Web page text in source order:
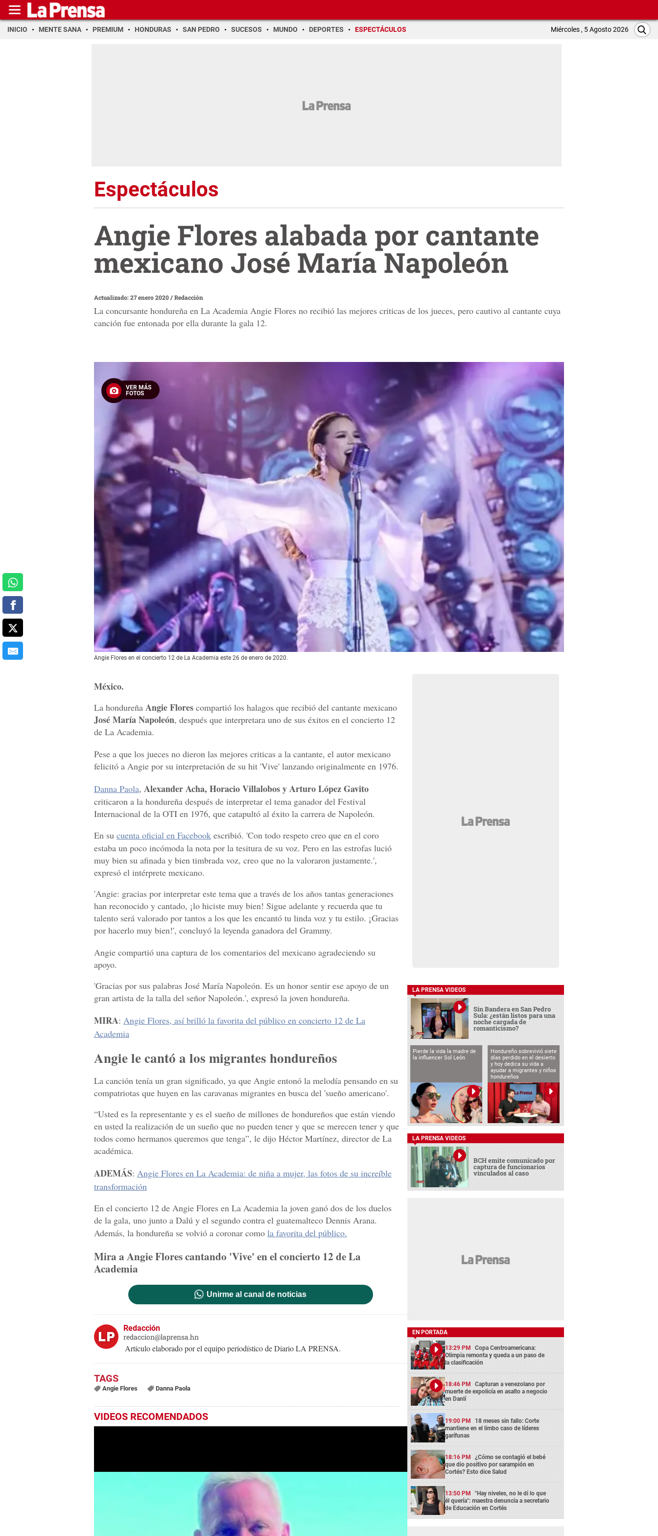
INICIO MENTE SANA PREMIUM HONDURAS SAN PEDRO SUCESOS MUNDO DEPORTES ESPECTÁCULOS Miércoles , 5 Agosto 2026
Espectáculos
Angie Flores alabada por cantante
mexicano José María Napoleón
Actualizado: 27 enero 2020/Redacción
La concursante hondureña en La Academia Angie Flores no recibió las mejores criticas de los jueces, pero cautivo al cantante cuya
canción fue entonada por ella durante la gala 12.
VER MÁS
FOTOS
Angie Flores en el concierto 12 de La Academia este 26 de enero de 2020.
México.
La hondureña Angie Flores compartió los halagos que recibió del cantante mexicano
José María Napoleón, después que interpretara uno de sus éxitos en el concierto 12
de La Academia.
Pese a que los jueces no dieron las mejores criticas a la cantante, el autor mexicano
felicitó a Angie por su interpretación de su hit 'Vive' lanzando originalmente en 1976.
Danna Paola, Alexander Acha, Horacio Villalobos y Arturo López Gavito
criticaron a la hondureña después de interpretar el tema ganador del Festival
Internacional de la OTI en 1976, que catapultó al éxito la carrera de Napoleón.
En su cuenta oficial en Facebook escribió. 'Con todo respeto creo que en el coro
estaba un poco incómoda la nota por la tesitura de su voz. Pero en las estrofas lució
muy bien su afinada y bien timbrada voz, creo que no la valoraron justamente.',
expresó el intérprete mexicano.
'Angie: gracias por interpretar este tema que a través de los años tantas generaciones
han reconocido y cantado, ¡lo hiciste muy bien! Sigue adelante y recuerda que tu
talento será valorado por tantos a los que les encantó tu linda voz y tu estilo. ¡Gracias
por hacerlo muy bien!', concluyó la leyenda ganadora del Grammy.
Angie compartió una captura de los comentarios del mexicano agradeciendo su
apoyo.
'Gracias por sus palabras José María Napoleón. Es un honor sentir ese apoyo de un
gran artista de la talla del señor Napoleón.', expresó la joven hondureña.
MIRA: Angie Flores, así brilló la favorita del público en concierto 12 de La
Academia
Angie le cantó a los migrantes hondureños
La canción tenía un gran significado, ya que Angie entonó la melodía pensando en su
compatriotas que huyen en las caravanas migrantes en busca del 'sueño americano'.
“Usted es la representante y es el sueño de millones de hondureños que están viendo
en usted la realización de un sueño que no pueden tener y que se merecen tener y que
todos como hermanos queremos que tenga”, le dijo Héctor Martínez, director de La
académica.
ADEMÁS: Angie Flores en La Academia: de niña a mujer, las fotos de su increíble
transformación
En el concierto 12 de Angie Flores en La Academia la joven ganó dos de los duelos
de la gala, uno junto a Dalú y el segundo contra el guatemalteco Dennis Arana.
Además, la hondureña se volvió a coronar como la favorita del público.
Mira a Angie Flores cantando 'Vive' en el concierto 12 de La
Academia
Unirme al canal de noticias
Redacción
redaccion@laprensa.hn
Artículo elaborado por el equipo periodístico de Diario LA PRENSA.
Angie Flores Danna Paola
VIDEOS RECOMENDADOS
LA PRENSA VIDEOS
Sin Bandera en San Pedro
Sula: ¿están listos para una
noche cargada de
romanticismo?
Pierde la vida la madre de
la influencer Sol León
Hondureño sobrevivió siete
días perdido en el desierto
y hoy dedica su vida a
ayudar a migrantes y niños
hondureños
LA PRENSA VIDEOS
BCH emite comunicado por
captura de funcionarios
vinculados al caso
EN PORTADA
13:29 PM Copa Centroamericana:
Olimpia remonta y queda a un paso de
la clasificación
18:46 PM Capturan a venezolano por
muerte de expolicía en asalto a negocio
en Danlí
19:00 PM 18 meses sin fallo: Corte
mantiene en el limbo caso de líderes
garífunas
18:16 PM ¿Cómo se contagió el bebé
que dio positivo por sarampión en
Cortés? Esto dice Salud
13:50 PM "Hay niveles, no le di lo que
él quería": maestra denuncia a secretario
de Educación en Cortés